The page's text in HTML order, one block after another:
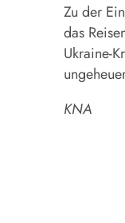
Zu der
das
Ukraine-
KNA